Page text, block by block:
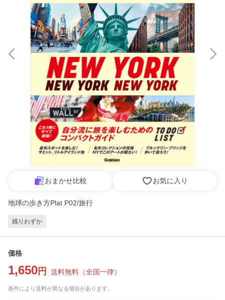
おまかせ比較 お気に入り
地球の歩き方Plat P02/旅行
残りわずか
価格
1,650 円 送料無料 （全国一律）
条件により送料が異なる場合があります。